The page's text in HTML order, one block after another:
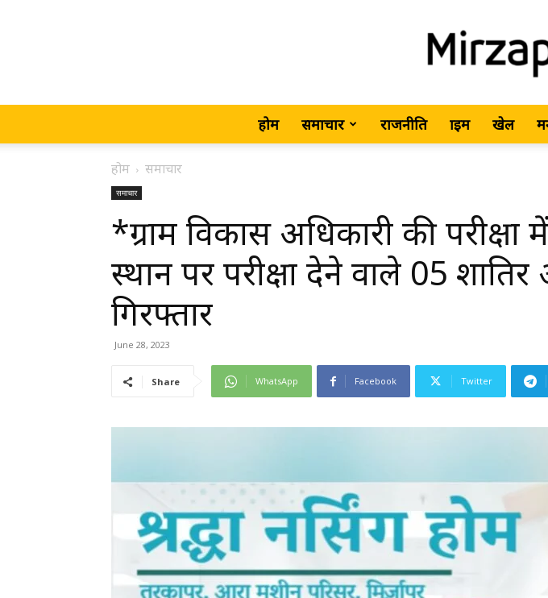
•
होम समाचार राजनीति क्राइम खेल
होम समाचार
समाचार
*ग्राम विकास अधिकारी की
स्थान पर परीक्षा देने वाले 05
गिरफ्तार
June 28, 2023
Share WhatsApp Facebook Twitter